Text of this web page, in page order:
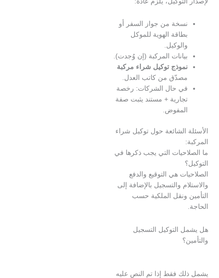
من جواز السفر أو
الهوية للموكل
المركبة (إن وُجدت).
توكيل شراء مركبة
من كاتب العدل.
حال الشركات: رخصة
+ مستند يثبت صفة
الشائعة حول توكيل شراء
التي يجب ذكرها في
هي التوقيع والدفع
والتسجيل بالإضافة إلى
ونقل الملكية حسب
التوكيل التسجيل
فقط إذا تم النص عليه